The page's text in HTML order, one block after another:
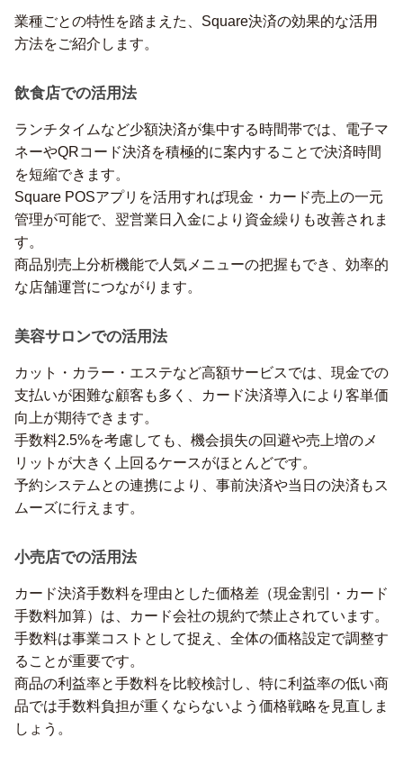
業種ごとの特性を踏まえた、Square決済の効果的な活用
方法をご紹介します。
飲食店での活用法
ランチタイムなど少額決済が集中する時間帯では、電子マ
ネーやQRコード決済を積極的に案内することで決済時間
を短縮できます。
Square POSアプリを活用すれば現金・カード売上の一元
管理が可能で、翌営業日入金により資金繰りも改善されま
す。
商品別売上分析機能で人気メニューの把握もでき、効率的
な店舗運営につながります。
美容サロンでの活用法
カット・カラー・エステなど高額サービスでは、現金での
支払いが困難な顧客も多く、カード決済導入により客単価
向上が期待できます。
手数料2.5%を考慮しても、機会損失の回避や売上増のメ
リットが大きく上回るケースがほとんどです。
予約システムとの連携により、事前決済や当日の決済もス
ムーズに行えます。
小売店での活用法
カード決済手数料を理由とした価格差（現金割引・カード
手数料加算）は、カード会社の規約で禁止されています。
手数料は事業コストとして捉え、全体の価格設定で調整す
ることが重要です。
商品の利益率と手数料を比較検討し、特に利益率の低い商
品では手数料負担が重くならないよう価格戦略を見直しま
しょう。